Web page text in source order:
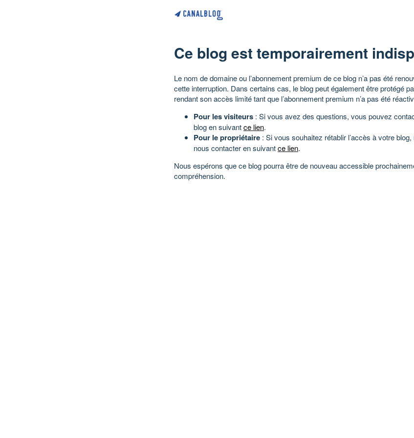
Ce blog est temporairement
Le nom de domaine ou l’abonnement premium de ce blog n’a pas été
cette interruption. Dans certains cas, le blog peut également être protégé
rendant son accès limité tant que l’abonnement premium n’a pas été
Pour les visiteurs : Si vous avez des questions, vous pouvez
blog en suivantce lien.
Pour le propriétaire : Si vous souhaitez rétablir l’accès à votre
nous contacter en suivantce lien.
Nous espérons que ce blog pourra être de nouveau accessible
compréhension.